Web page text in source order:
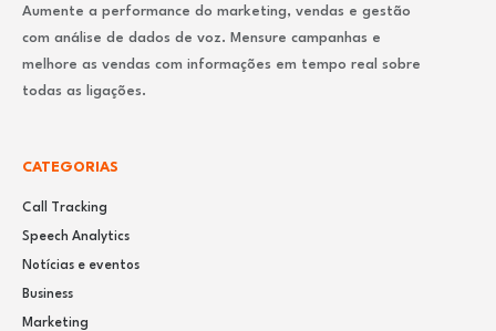
Aumente a performance do marketing, vendas e gestão
com análise de dados de voz. Mensure campanhas e
melhore as vendas com informações em tempo real sobre
todas as ligações.
CATEGORIAS
Call Tracking
Speech Analytics
Notícias e eventos
Business
Marketing